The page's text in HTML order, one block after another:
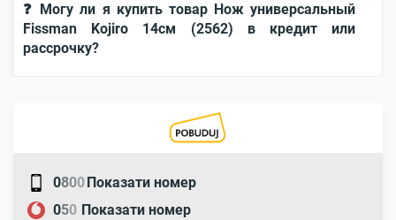
❓ Могу ли я купить товар Нож универсальный
Fissman Kojiro 14cм (2562) в кредит или
рассрочку?
0800Показати номер
050 Показати номер